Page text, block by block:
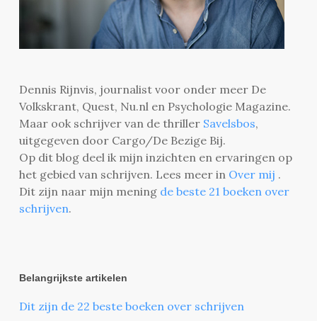
Dennis Rijnvis, journalist voor onder meer De
Volkskrant, Quest, Nu.nl en Psychologie Magazine.
Maar ook schrijver van de thriller Savelsbos,
uitgegeven door Cargo/De Bezige Bij.
Op dit blog deel ik mijn inzichten en ervaringen op
het gebied van schrijven. Lees meer in Over mij .
Dit zijn naar mijn mening de beste 21 boeken over
schrijven.
Belangrijkste artikelen
Dit zijn de 22 beste boeken over schrijven